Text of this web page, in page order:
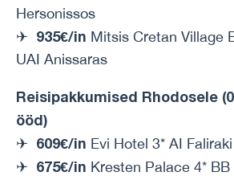
Hersonissos
✈ 935€/in Mitsis Cretan Village
UAI Anissaras
Reisipakkumised Rhodosele
ööd)
✈ 609€/in Evi Hotel 3* AI Faliraki
✈ 675€/in Kresten Palace 4* BB